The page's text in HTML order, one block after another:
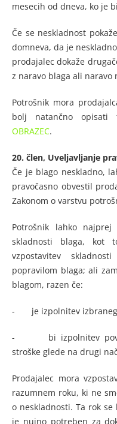
mesecih od dneva, ko je
Če se neskladnost
domneva, da je
prodajalec dokaže
z naravo blaga ali naravo
Potrošnik mora
bolj natančno opisati
OBRAZEC.
20. člen, Uveljavljanje
Če je blago neskladno,
pravočasno obvestil
Zakonom o varstvu
Potrošnik lahko najprej
skladnosti blaga, kot
vzpostavitev
popravilom blaga; ali
blagom, razen če:
- je izpolnitev
- bi izpolnitev
stroške glede na drugi
Prodajalec mora
razumnem roku, ki ne
o neskladnosti. Ta rok se
je nujno potreben za